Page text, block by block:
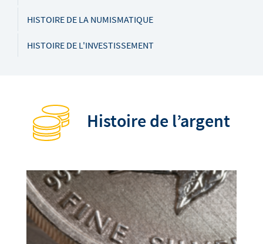
HISTOIRE DE LA NUMISMATIQUE
HISTOIRE DE L'INVESTISSEMENT
Histoire de l’argent